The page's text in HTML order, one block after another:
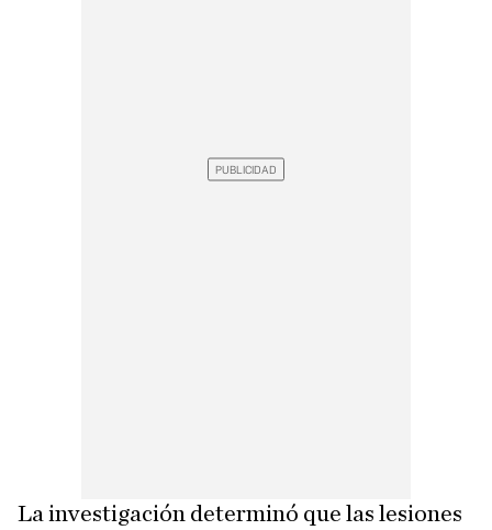
La investigación determinó que las lesiones